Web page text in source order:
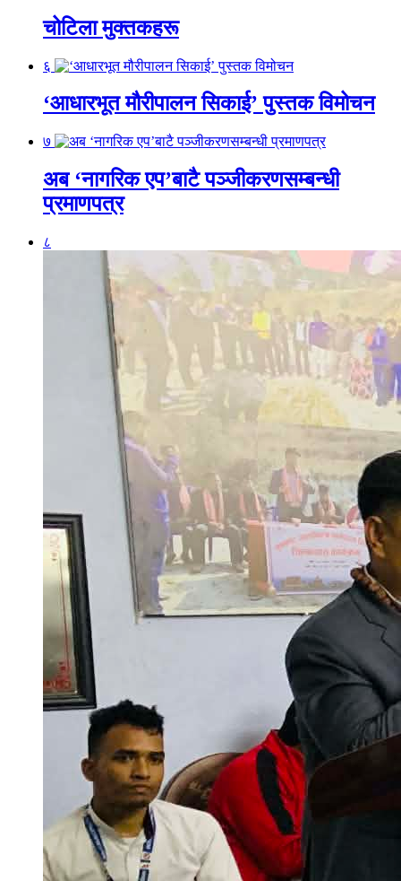
चोटिला मुक्तकहरू
६
‘आधारभूत मौरीपालन सिकाई’ पुस्तक विमोचन
७
अब ‘नागरिक एप’बाटै पञ्जीकरणसम्बन्धी
प्रमाणपत्र
८